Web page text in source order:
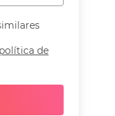
de